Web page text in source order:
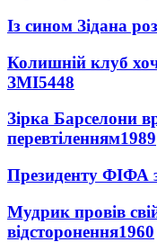
Із сином Зідана
Колишній клуб
ЗМІ5448
Зірка Барселони
перевтіленням1989
Президенту ФІФА
Мудрик провів
відсторонення1960